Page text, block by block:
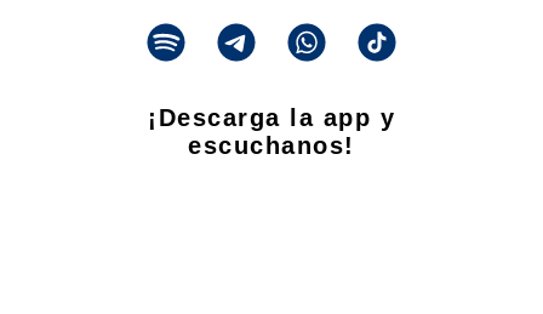
¡Descarga la app y
escuchanos!